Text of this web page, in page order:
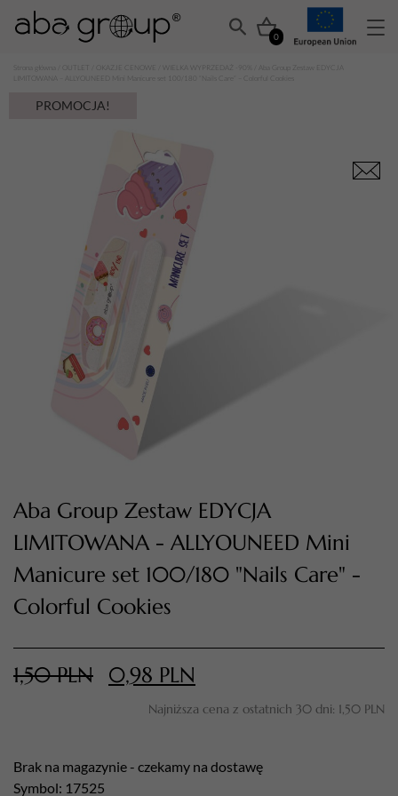
0
Suma koszyka (0)
PRZEJDŹ DO KOSZYKA
OKAZJE CENOWE WIELKA WYPRZEDAŻ -90%
/ Aba Group Zestaw EDYCJA
LIMITOWANA – ALLYOUNEED Mini Manicure set 100/180 “Nails Care” – Colorful Cookies
PROMOCJA!
Aba Group Zestaw EDYCJA
LIMITOWANA - ALLYOUNEED Mini
Manicure set 100/180 "Nails Care" -
Colorful Cookies
1,50PLN 0,98 PLN
Najniższa cena z ostatnich 30 dni: 1,50 PLN
Brak na magazynie - czekamy na dostawę
Symbol: 17525